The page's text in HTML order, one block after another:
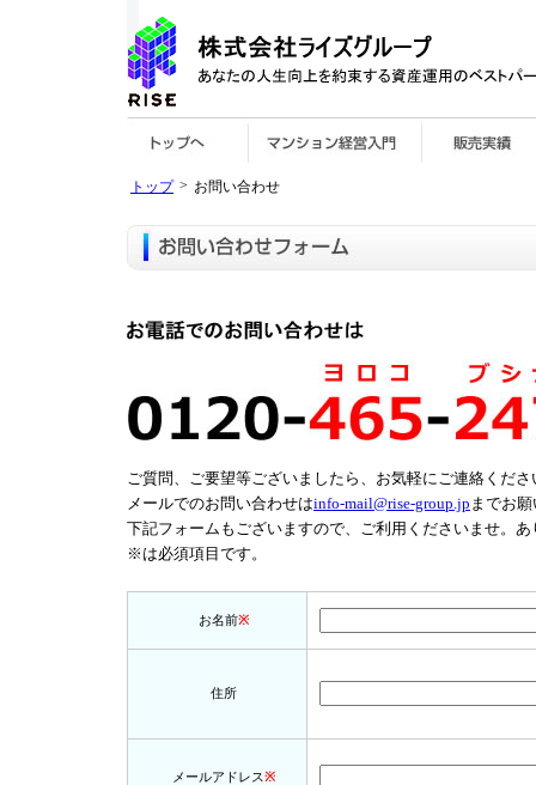
トップ > お問い合わせ
ご質問、ご要望等ございましたら、お気軽にご連絡くだ
メールでのお問い合わせはinfo-mail@rise-group.jp までお
下記フォームもございますので、ご利用くださいませ。
※は必須項目です。
お名前※
住所
メールアドレス※